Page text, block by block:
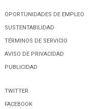
OPORTUNIDADES DE EMPLEO
SUSTENTABILIDAD
TÉRMINOS DE SERVICIO
AVISO DE PRIVACIDAD
PUBLICIDAD
TWITTER
FACEBOOK